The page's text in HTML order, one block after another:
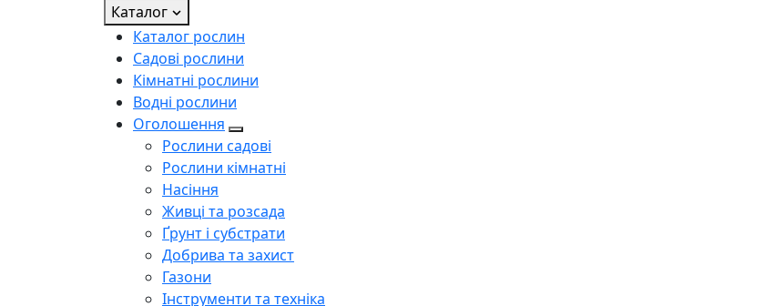
Каталог
Каталог рослин
Садові рослини
Кімнатні рослини
Водні рослини
Оголошення
Рослини садові
Рослини кімнатні
Насіння
Живці та розсада
Ґрунт і субстрати
Добрива та захист
Газони
Інструменти та техніка